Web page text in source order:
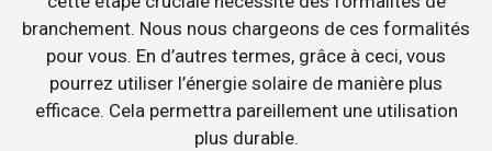
branchement. Nous nous chargeons de ces formalités
pour vous. En d’autres termes, grâce à ceci, vous
pourrez utiliser l’énergie solaire de manière plus
efficace. Cela permettra pareillement une utilisation
plus durable.